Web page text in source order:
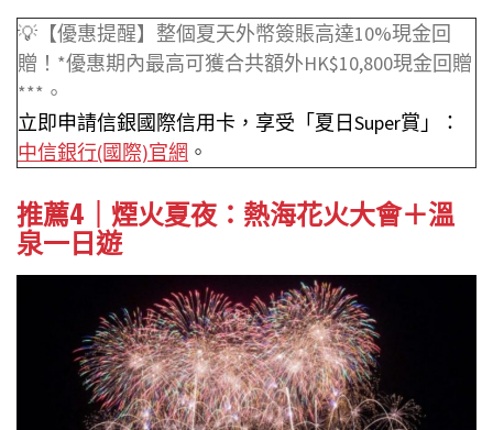
💡【優惠提醒】整個夏天外幣簽賬高達10%現金回
贈！*優惠期內最高可獲合共額外HK$10,800現金回贈
***。
立即申請信銀國際信用卡，享受「夏日Super賞」：
中信銀行(國際)官網 。
推薦4｜煙火夏夜：熱海花火大會＋溫
泉一日遊